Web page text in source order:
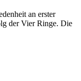
an erster
der Vier Ringe. Die